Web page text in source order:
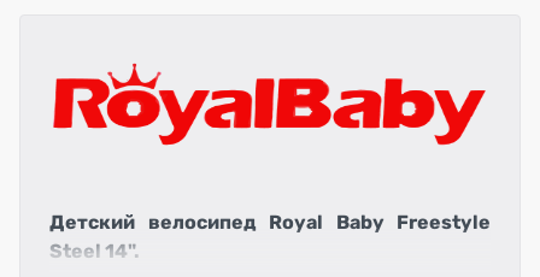
Детский велосипед Royal Baby Freestyle
Steel 14".